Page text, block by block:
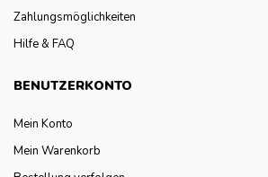
Zahlungsmöglichkeiten
Hilfe & FAQ
BENUTZERKONTO
Mein Konto
Mein Warenkorb